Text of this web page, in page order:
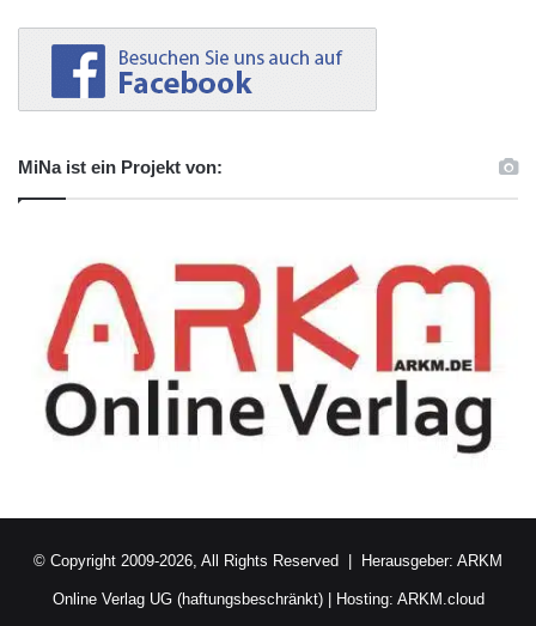
MiNa ist ein Projekt von:
© Copyright 2009-2026, All Rights Reserved | Herausgeber: ARKM
Online Verlag UG (haftungsbeschränkt)| Hosting: ARKM.cloud